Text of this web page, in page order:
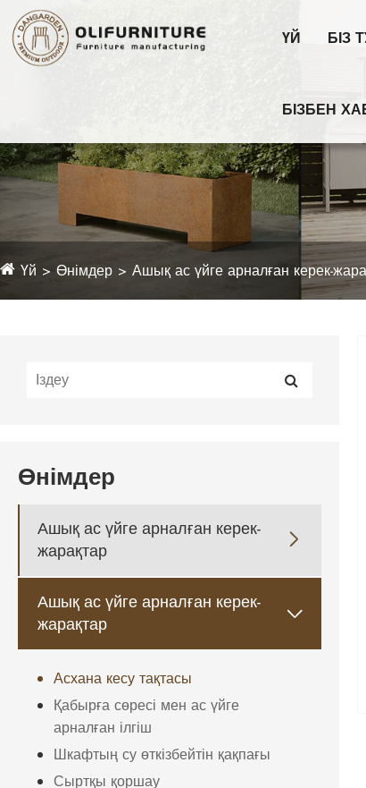
ҮЙ БІЗ
БІЗБЕН
Үй Өнімдер Ашық ас үйге арналған керек-
Өнімдер
Ашық ас үйге арналған керек-
жарақтар

Ашық ас үйге арналған керек-
жарақтар

Асхана кесу тақтасы
Қабырға сөресі мен ас үйге
арналған ілгіш
Шкафтың су өткізбейтін қақпағы
Сыртқы қоршау